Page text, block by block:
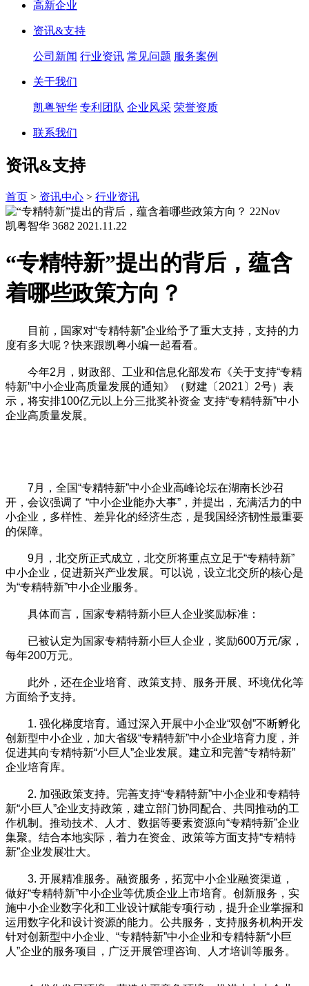
高新企业
资讯&支持
公司新闻 行业资讯 常见问题 服务案例
关于我们
凯粤智华 专利团队 企业风采 荣誉资质
联系我们
资讯&支持
首页 > 资讯中心 > 行业资讯
22Nov
凯粤智华 3682 2021.11.22
“专精特新”提出的背后，蕴含
着哪些政策方向？
目前，国家对“专精特新”企业给予了重大支持，支持的力
度有多大呢？快来跟凯粤小编一起看看。
今年2月，财政部、工业和信息化部发布《关于支持“专精
特新”中小企业高质量发展的通知》（财建〔2021〕2号）表
示，将安排100亿元以上分三批奖补资金 支持“专精特新”中小
企业高质量发展。
7月，全国“专精特新”中小企业高峰论坛在湖南长沙召
开，会议强调了 “中小企业能办大事”，并提出，充满活力的中
小企业，多样性、差异化的经济生态，是我国经济韧性最重要
的保障。
9月，北交所正式成立，北交所将重点立足于“专精特新”
中小企业，促进新兴产业发展。可以说，设立北交所的核心是
为“专精特新”中小企业服务。
具体而言，国家专精特新小巨人企业奖励标准：
已被认定为国家专精特新小巨人企业，奖励600万元/家，
每年200万元。
此外，还在企业培育、政策支持、服务开展、环境优化等
方面给予支持。
1. 强化梯度培育。通过深入开展中小企业“双创”不断孵化
创新型中小企业，加大省级“专精特新”中小企业培育力度，并
促进其向专精特新“小巨人”企业发展。建立和完善“专精特新”
企业培育库。
2. 加强政策支持。完善支持“专精特新”中小企业和专精特
新“小巨人”企业支持政策，建立部门协同配合、共同推动的工
作机制。推动技术、人才、数据等要素资源向“专精特新”企业
集聚。结合本地实际，着力在资金、政策等方面支持“专精特
新”企业发展壮大。
3. 开展精准服务。融资服务，拓宽中小企业融资渠道，
做好“专精特新”中小企业等优质企业上市培育。创新服务，实
施中小企业数字化和工业设计赋能专项行动，提升企业掌握和
运用数字化和设计资源的能力。公共服务，支持服务机构开发
针对创新型中小企业、“专精特新”中小企业和专精特新“小巨
人”企业的服务项目，广泛开展管理咨询、人才培训等服务。